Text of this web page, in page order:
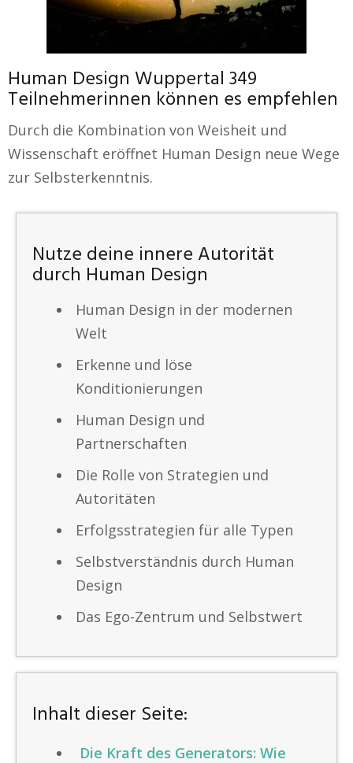
Human Design Wuppertal 349
Teilnehmerinnen können es empfehlen
Durch die Kombination von Weisheit und
Wissenschaft eröffnet Human Design neue Wege
zur Selbsterkenntnis.
Nutze deine innere Autorität
durch Human Design
Human Design in der modernen
Welt
Erkenne und löse
Konditionierungen
Human Design und
Partnerschaften
Die Rolle von Strategien und
Autoritäten
Erfolgsstrategien für alle Typen
Selbstverständnis durch Human
Design
Das Ego-Zentrum und Selbstwert
Inhalt dieser Seite:
Die Kraft des Generators: Wie